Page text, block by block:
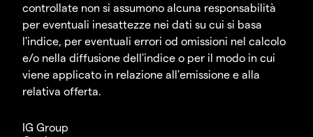
controllate non si assumono alcuna responsabilità
per eventuali inesattezze nei dati su cui si basa
l'indice, per eventuali errori od omissioni nel calcolo
e/o nella diffusione dell'indice o per il modo in cui
viene applicato in relazione all'emissione e alla
relativa offerta.
IG Group